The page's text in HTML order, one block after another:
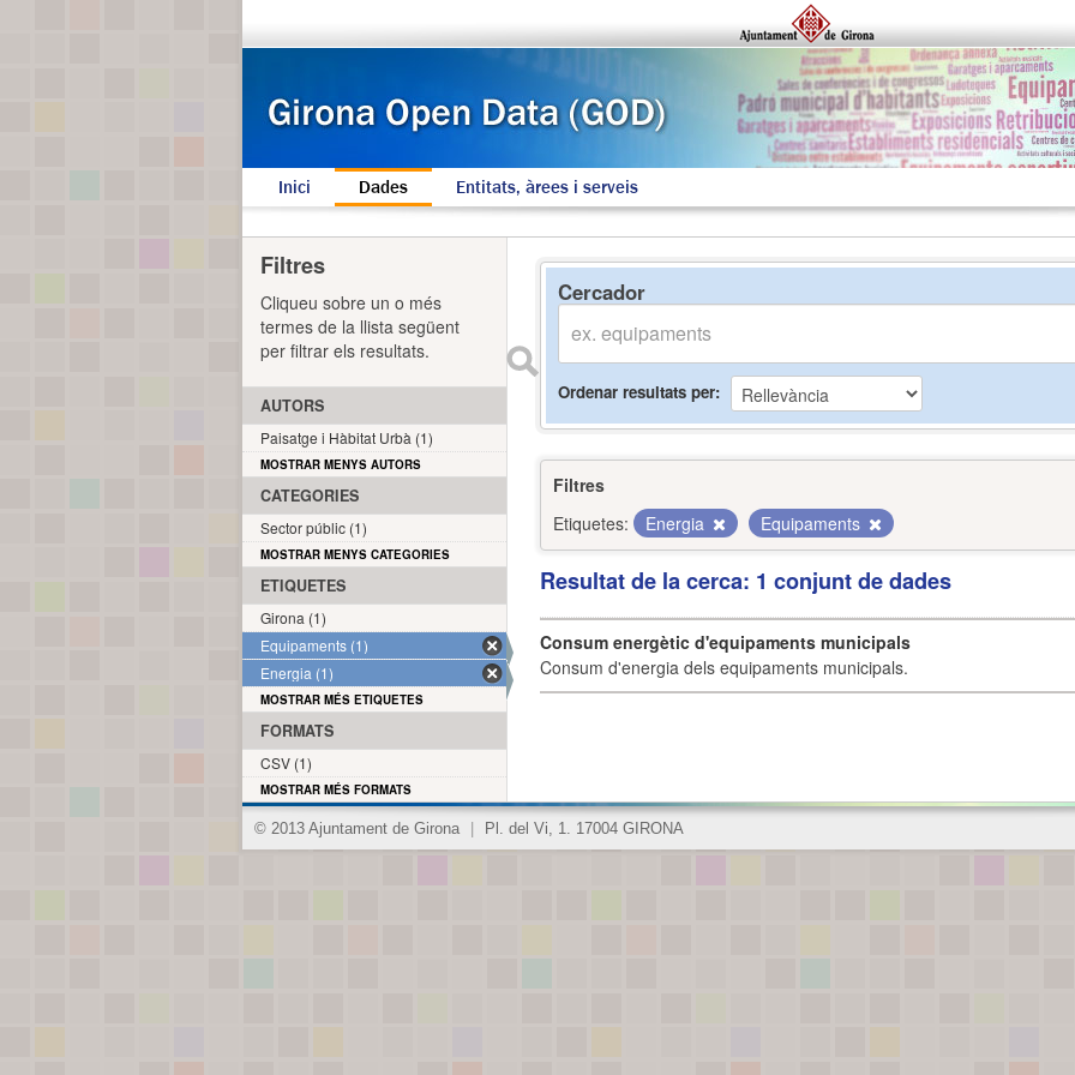
Inici Dades Entitats, àrees i serveis
Cercador
Ordenar resultats per
Filtres
Etiquetes:
Energia Equipaments
Resultat de la cerca: 1 conjunt de dades
Consum energètic d'equipaments municipals
Consum d'energia dels equipaments municipals.
Filtres
Cliqueu sobre un o més
termes de la llista següent
per filtrar els resultats.
AUTORS
Paisatge i Hàbitat Urbà (1)
MOSTRAR MENYS AUTORS
CATEGORIES
Sector públic (1)
MOSTRAR MENYS CATEGORIES
ETIQUETES
Girona (1)
Equipaments (1)
Energia (1)
MOSTRAR MÉS ETIQUETES
FORMATS
CSV (1)
MOSTRAR MÉS FORMATS
© 2013 Ajuntament de Girona Pl. del Vi, 1. 17004 GIRONA